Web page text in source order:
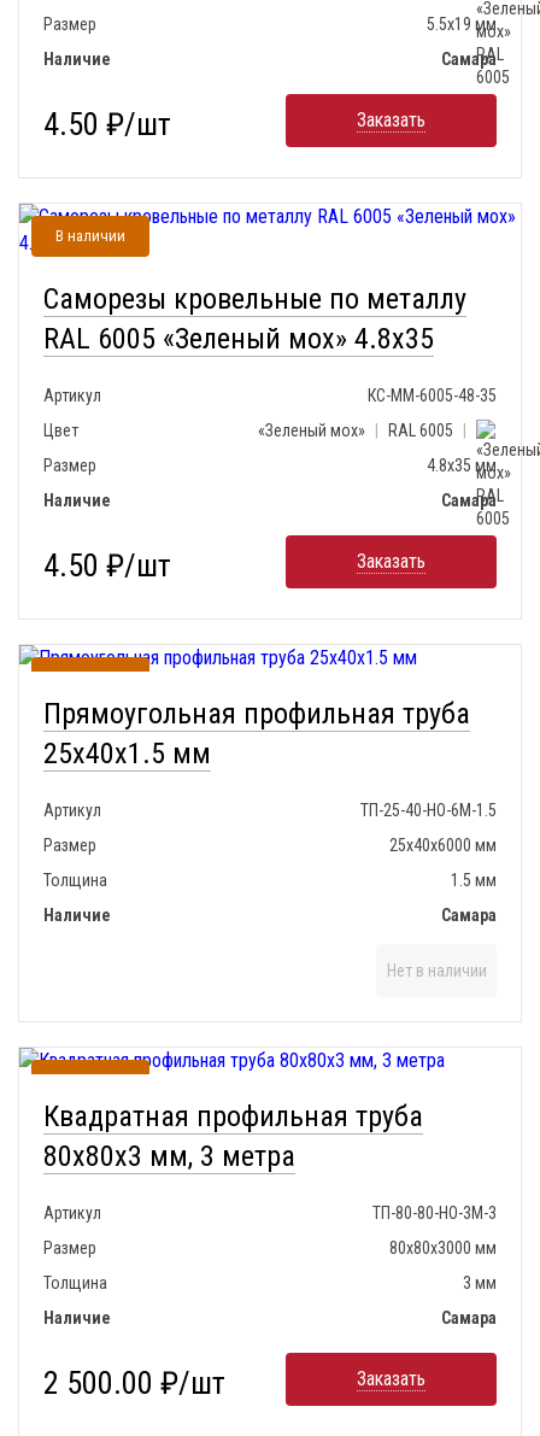
Размер
5.5х19 мм
Наличие
Самара
4.50 ₽/шт Заказать
В наличии
Саморезы кровельные по металлу
RAL 6005 «Зеленый мох» 4.8x35
Артикул
КС-ММ-6005-48-35
Цвет
«Зеленый мох» RAL 6005
Размер
4.8x35 мм
Наличие
Самара
4.50 ₽/шт Заказать
В наличии
Прямоугольная профильная труба
25х40х1.5 мм
Артикул
ТП-25-40-НО-6М-1.5
Размер
25х40х6000 мм
Толщина
1.5 мм
Наличие
Самара
Нет в наличии
В наличии
Квадратная профильная труба
80х80х3 мм, 3 метра
Артикул
ТП-80-80-НО-3М-3
Размер
80х80х3000 мм
Толщина
3 мм
Наличие
Самара
2 500.00 ₽/шт Заказать